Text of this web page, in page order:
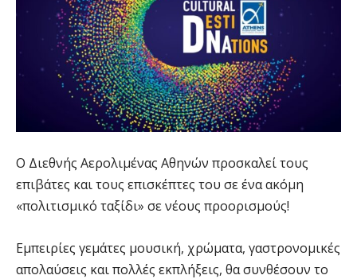
Ο Διεθνής Αερολιμένας Αθηνών προσκαλεί τους
επιβάτες και τους επισκέπτες του σε ένα ακόμη
«πολιτισμικό ταξίδι» σε νέους προορισμούς!
Εμπειρίες γεμάτες μουσική, χρώματα, γαστρονομικές
απολαύσεις και πολλές εκπλήξεις, θα συνθέσουν το